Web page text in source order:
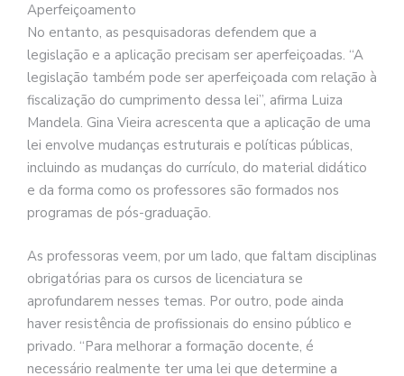
Aperfeiçoamento
No entanto, as pesquisadoras defendem que a
legislação e a aplicação precisam ser aperfeiçoadas. “A
legislação também pode ser aperfeiçoada com relação à
fiscalização do cumprimento dessa lei”, afirma Luiza
Mandela. Gina Vieira acrescenta que a aplicação de uma
lei envolve mudanças estruturais e políticas públicas,
incluindo as mudanças do currículo, do material didático
e da forma como os professores são formados nos
programas de pós-graduação.
As professoras veem, por um lado, que faltam disciplinas
obrigatórias para os cursos de licenciatura se
aprofundarem nesses temas. Por outro, pode ainda
haver resistência de profissionais do ensino público e
privado. “Para melhorar a formação docente, é
necessário realmente ter uma lei que determine a